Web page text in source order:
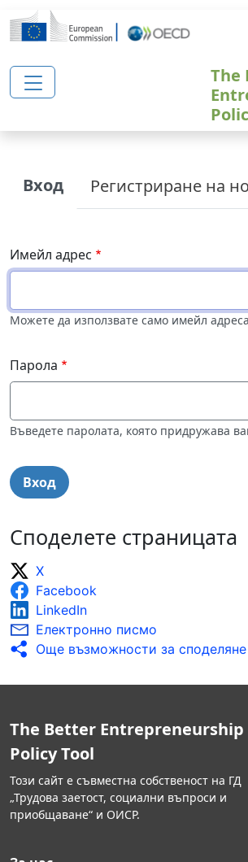
Премини към основното съдържание
The
Primary tabs
Вход Регистриране на
Имейл адрес
Можете да използвате само имейл
Парола
Въведете паролата, която придружава
Споделете страницата
X
Facebook
LinkedIn
Електронно писмо
Още възможности за споделяне
The Better Entrepreneurship
Policy Tool
Този сайт е съвместна собственост на ГД
„Трудова заетост, социални въпроси и
приобщаване“ и ОИСР.